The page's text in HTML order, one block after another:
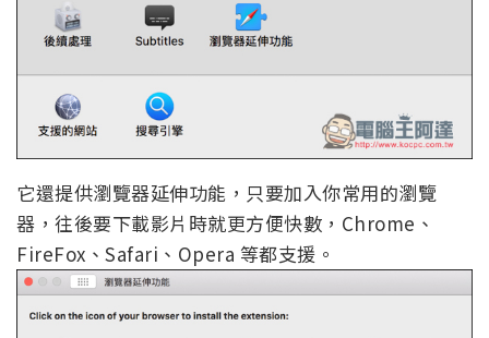
它還提供瀏覽器延伸功能，只要加入你常用的瀏覽
器，往後要下載影片時就更方便快數，Chrome、
FireFox、Safari、Opera 等都支援。